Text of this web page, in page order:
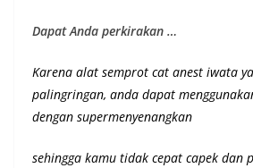
Dapat Anda perkirakan …
Karena alat semprot cat anest iwata
palingringan, anda dapat
dengan supermenyenangkan
sehingga kamu tidak cepat capek dan